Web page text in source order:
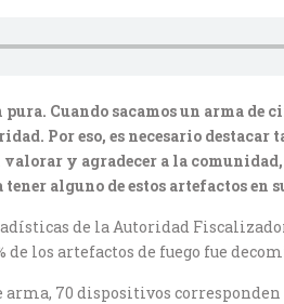
pura. Cuando sacamos un arma
Por eso, es necesario
y agradecer a la
alguno de estos artefactos en
de la Autoridad
de los artefactos de fuego fue
arma, 70 dispositivos